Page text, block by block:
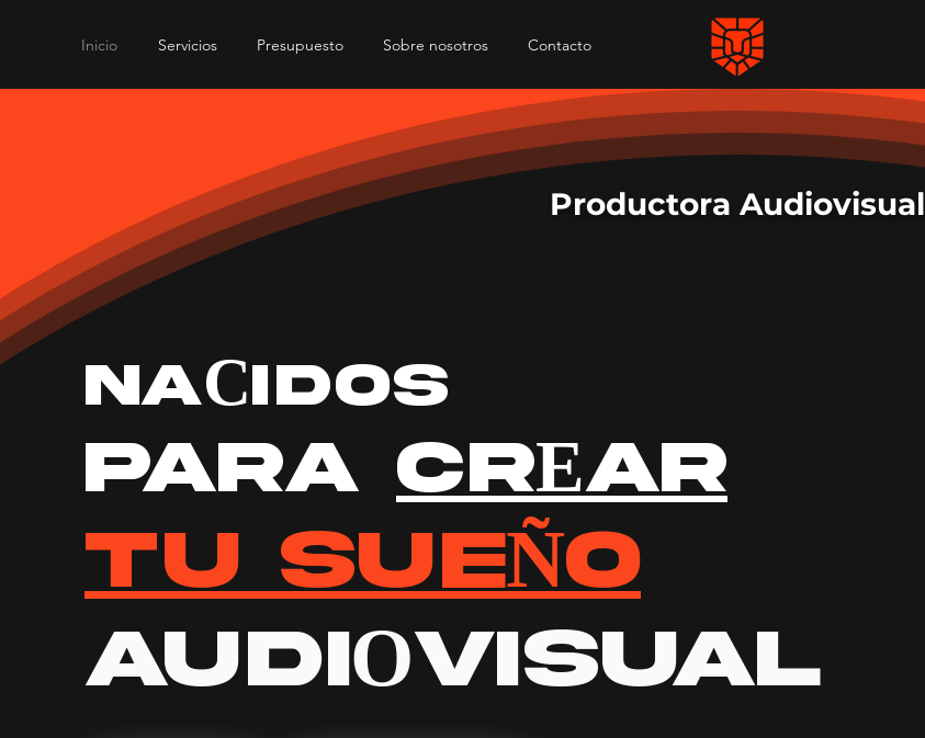
Inicio Servicios Presupuesto Sobre nosotros Contacto
Productora Audiovisual
NACIDOS
PARA CREAR
TU SUEÑO
AUDIOVISUAL